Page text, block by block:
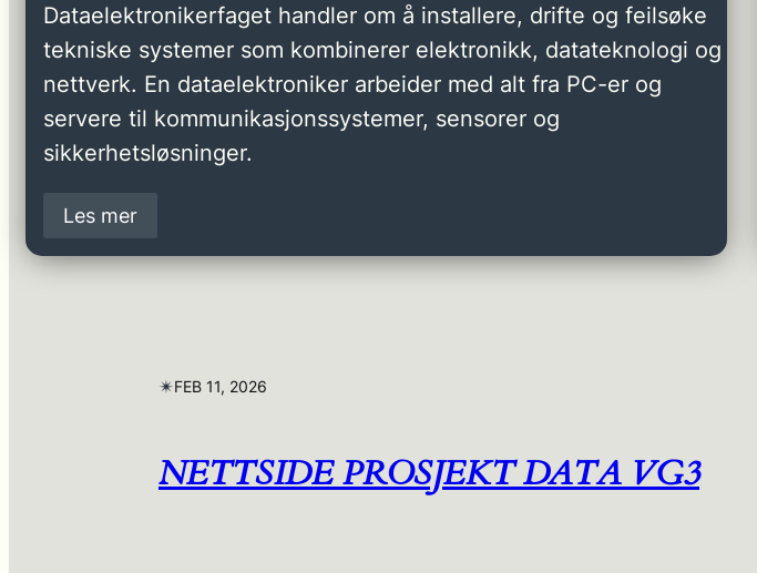
Dataelektronikerfaget handler om å installere, drifte og feilsøke
tekniske systemer som kombinerer elektronikk, datateknologi og
nettverk. En dataelektroniker arbeider med alt fra PC-er og
servere til kommunikasjonssystemer, sensorer og
sikkerhetsløsninger.
Les mer
✴︎FEB 11, 2026
NETTSIDE PROSJEKT DATA VG3